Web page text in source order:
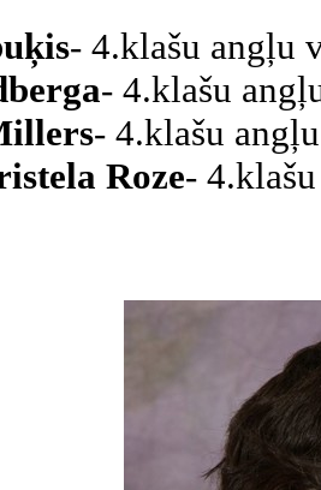
- 4.klašu angļu
- 4.klašu
- 4.klašu
Roze-